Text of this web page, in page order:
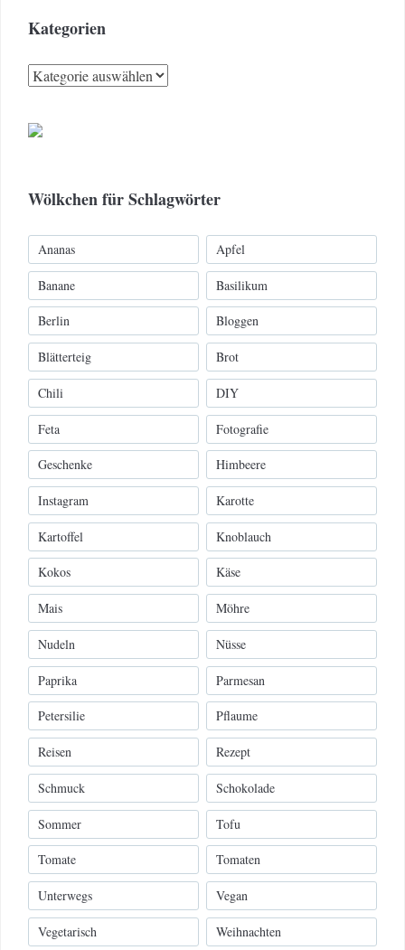
Kategorien
Kategorien
Wölkchen für Schlagwörter
Ananas Apfel
Banane Basilikum
Berlin Bloggen
Blätterteig Brot
Chili DIY
Feta Fotografie
Geschenke Himbeere
Instagram Karotte
Kartoffel Knoblauch
Kokos Käse
Mais Möhre
Nudeln Nüsse
Paprika Parmesan
Petersilie Pflaume
Reisen Rezept
Schmuck Schokolade
Sommer Tofu
Tomate Tomaten
Unterwegs Vegan
Vegetarisch Weihnachten